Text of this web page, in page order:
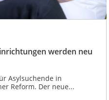
werden neu
Asylsuchende in
Reform. Der neue...